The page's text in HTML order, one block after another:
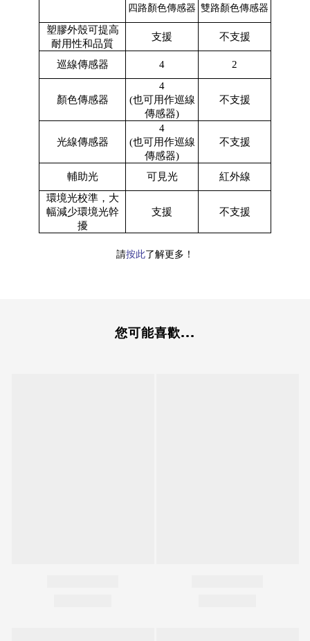
四路顏色傳感器 雙路顏色傳感器
塑膠外殼可提高
耐用性和品質
支援 不支援
巡線傳感器 4 2
顏色傳感器
4
(也可用作巡線
傳感器)
不支援
光線傳感器
4
(也可用作巡線
傳感器)
不支援
輔助光 可見光
紅外線
環境光校準，大
幅減少環境光幹
擾
支援 不支援
請按此了解更多！
您可能喜歡...